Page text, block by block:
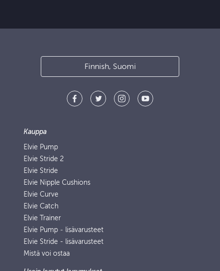
Finnish, Suomi
Kauppa
Elvie Pump
Elvie Stride 2
Elvie Stride
Elvie Nipple Cushions
Elvie Curve
Elvie Catch
Elvie Trainer
Elvie Pump ‑ lisävarusteet
Elvie Stride - lisävarusteet
Mistä voi ostaa